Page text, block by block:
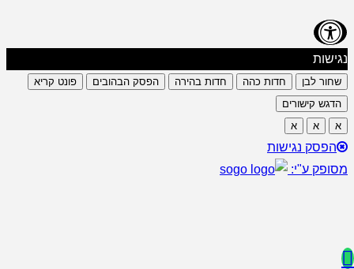
נגישות
שחור לבן חדות כהה חדות בהירה הפסק הבהובים
פונט קריא
הדגש קישורים
א
א א
הפסק נגישות
מסופק ע"י: